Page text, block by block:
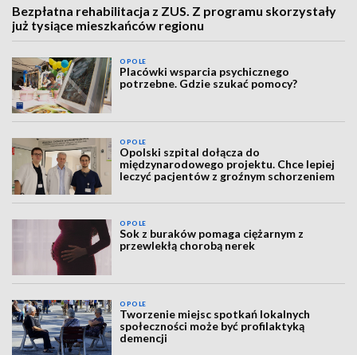
Bezpłatna rehabilitacja z ZUS. Z programu skorzystały
już tysiące mieszkańców regionu
OPOLE
Placówki wsparcia psychicznego
potrzebne. Gdzie szukać pomocy?
OPOLE
Opolski szpital dołącza do
międzynarodowego projektu. Chce lepiej
leczyć pacjentów z groźnym schorzeniem
OPOLE
Sok z buraków pomaga ciężarnym z
przewlekłą chorobą nerek
OPOLE
Tworzenie miejsc spotkań lokalnych
społeczności może być profilaktyką
demencji